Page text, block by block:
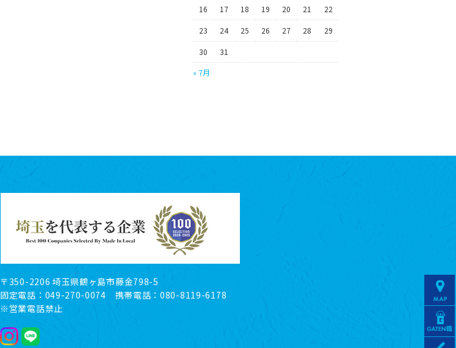
« 7月
16 17 18 19 20 21 22
23 24 25 26 27 28 29
30 31
〒350-2206 埼玉県鶴ヶ島市藤金798-5
固定電話：049-270-0074 携帯電話：080-8119-6178
※営業電話禁止